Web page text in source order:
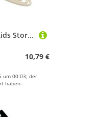
Zkydhbd Multi Color Kids Storage Traging Organisatoren Ärmel Für 2024 Maschine Compact Lightweig
10,79 €
um 00:03; der
haben.